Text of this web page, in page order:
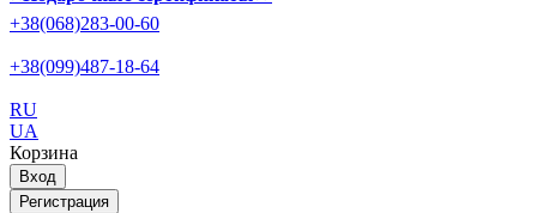
+38(068)283-00-60
+38(099)487-18-64
RU
UA
Корзина
Вход
Регистрация